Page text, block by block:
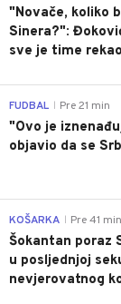
"Novače, koliko
Sinera?":
sve je time rekao
FUDBAL Pre 21 min
"Ovo je
objavio da se
KOŠARKA Pre 41 min
Šokantan poraz
u posljednjoj
nevjerovatnog